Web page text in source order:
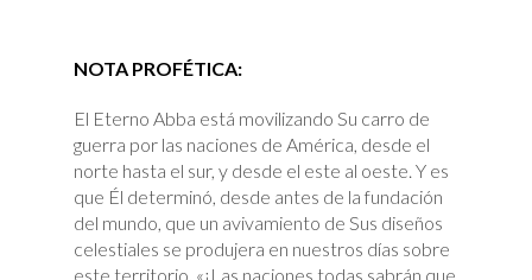
NOTA PROFÉTICA:
El Eterno Abba está movilizando Su carro de
guerra por las naciones de América, desde el
norte hasta el sur, y desde el este al oeste. Y es
que Él determinó, desde antes de la fundación
del mundo, que un avivamiento de Sus diseños
celestiales se produjera en nuestros días sobre
este territorio. «¡Las naciones todas sabrán que